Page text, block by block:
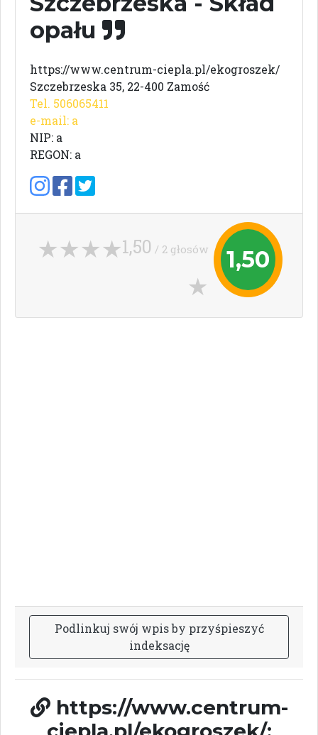
opału
https://www.centrum-ciepla.pl/ekogroszek/
Szczebrzeska 35, 22-400 Zamość
Tel. 506065411
e-mail: a
NIP: a
REGON: a
1,50
1,50 / 2 głosów
Podlinkuj swój wpisby przyśpieszyć
indeksację
https://www.centrum-